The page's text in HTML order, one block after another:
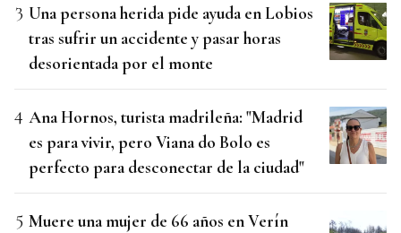
Una persona herida pide ayuda en Lobios
tras sufrir un accidente y pasar horas
desorientada por el monte
Ana Hornos, turista madrileña: "Madrid
es para vivir, pero Viana do Bolo es
perfecto para desconectar de la ciudad"
Muere una mujer de 66 años en Verín